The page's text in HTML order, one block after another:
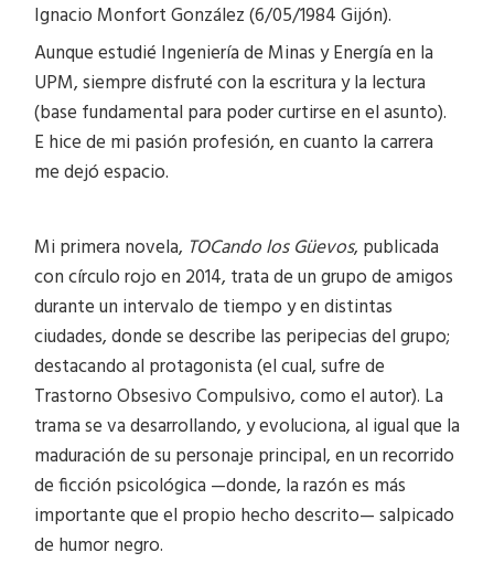
Ignacio Monfort González (6/05/1984 Gijón).
Aunque estudié Ingeniería de Minas y Energía en la
UPM, siempre disfruté con la escritura y la lectura
(base fundamental para poder curtirse en el asunto).
E hice de mi pasión profesión, en cuanto la carrera
me dejó espacio.
Mi primera novela, TOCando los Güevos, publicada
con círculo rojo en 2014, trata de un grupo de amigos
durante un intervalo de tiempo y en distintas
ciudades, donde se describe las peripecias del grupo;
destacando al protagonista (el cual, sufre de
Trastorno Obsesivo Compulsivo, como el autor). La
trama se va desarrollando, y evoluciona, al igual que la
maduración de su personaje principal, en un recorrido
de ficción psicológica —donde, la razón es más
importante que el propio hecho descrito— salpicado
de humor negro.